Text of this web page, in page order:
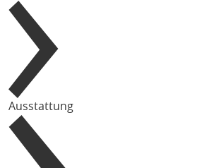
Ausstattung